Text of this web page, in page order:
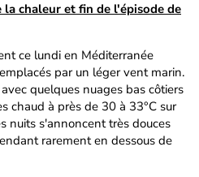
chaleur et fin de l'épisode de
ce lundi en Méditerranée
par un léger vent marin.
quelques nuages bas côtiers
chaud à près de 30 à 33°C sur
nuits s'annoncent très douces
rarement en dessous de